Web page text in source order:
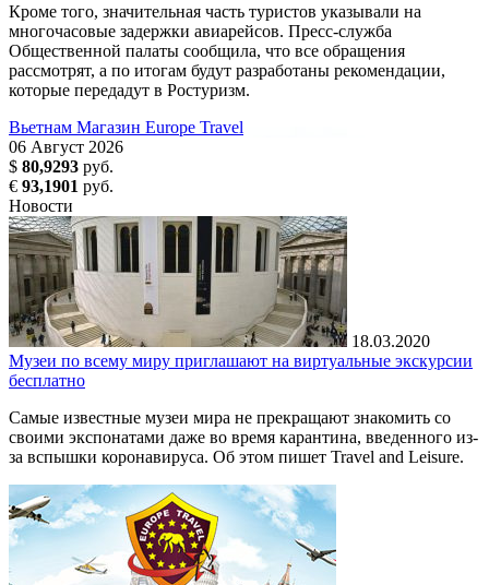
Кроме того, значительная часть туристов указывали на
многочасовые задержки авиарейсов. Пресс-служба
Общественной палаты сообщила, что все обращения
рассмотрят, а по итогам будут разработаны рекомендации,
которые передадут в Ростуризм.
Вьетнам Магазин Europe Travel
06 Август 2026
$ 80,9293 руб.
€ 93,1901 руб.
Новости
18.03.2020
Музеи по всему миру приглашают на виртуальные экскурсии
бесплатно
Самые известные музеи мира не прекращают знакомить со
своими экспонатами даже во время карантина, введенного из-
за вспышки коронавируса. Об этом пишет Travel and Leisure.